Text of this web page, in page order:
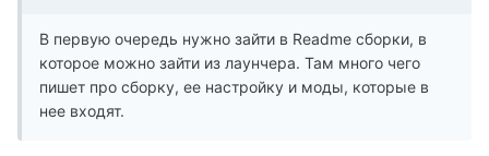
В первую очередь нужно зайти в Readme сборки, в
которое можно зайти из лаунчера. Там много чего
пишет про сборку, ее настройку и моды, которые в
нее входят.